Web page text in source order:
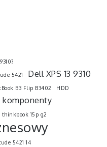
5421 Dell XPS 13 9310
B3 Flip B3402
HDD
komponenty
15p g2
5421 14